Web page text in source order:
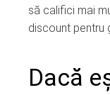
să califici mai
discount pentru
Dacă